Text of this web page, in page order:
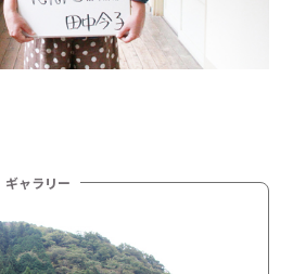
ギャラリー